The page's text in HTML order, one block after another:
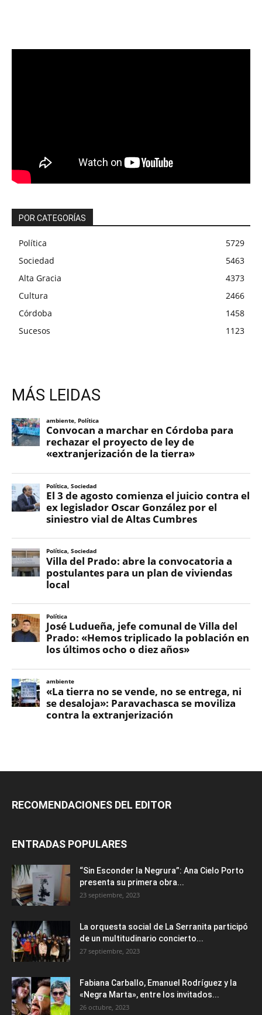
POR CATEGORÍAS
Política
5729
Sociedad
5463
Alta Gracia
4373
Cultura
2466
Córdoba
1458
Sucesos
1123
MÁS LEIDAS
RECOMENDACIONES DEL EDITOR
ENTRADAS POPULARES
“Sin Esconder la Negrura”: Ana Cielo Porto
presenta su primera obra...
23 septiembre, 2023
La orquesta social de La Serranita participó
de un multitudinario concierto...
27 septiembre, 2023
Fabiana Carballo, Emanuel Rodríguez y la
«Negra Marta», entre los invitados...
26 octubre, 2023